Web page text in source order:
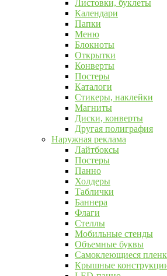
Листовки, буклеты
Календари
Папки
Меню
Блокноты
Открытки
Конверты
Постеры
Каталоги
Стикеры, наклейки
Магниты
Диски, конверты
Другая полиграфия
Наружная реклама
Лайтбоксы
Постеры
Панно
Холдеры
Таблички
Баннера
Флаги
Стеллы
Мобильные стенды
Объемные буквы
Самоклеющиеся
Крышные